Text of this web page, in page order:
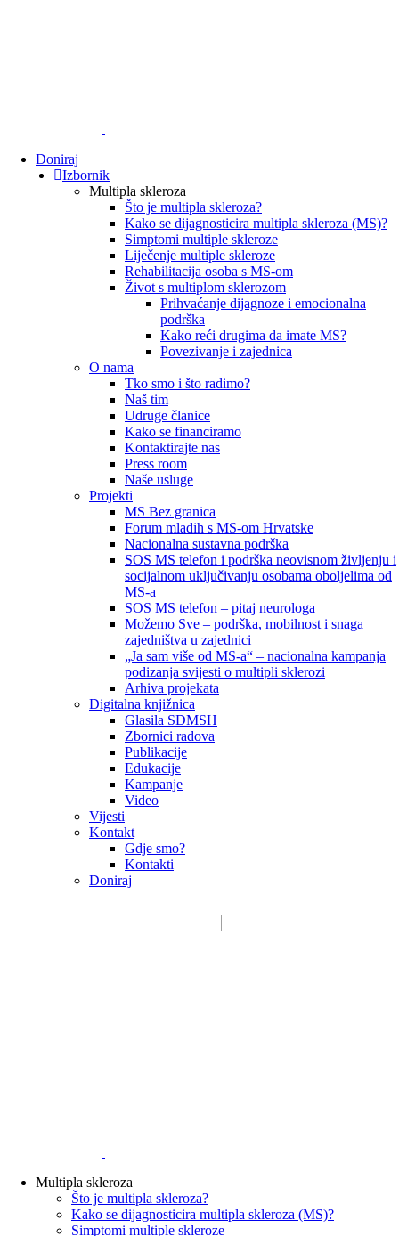
Doniraj
Izbornik
Multipla skleroza
Što je multipla skleroza?
Kako se dijagnosticira multipla skleroza (MS)?
Simptomi multiple skleroze
Liječenje multiple skleroze
Rehabilitacija osoba s MS-om
Život s multiplom sklerozom
Prihvaćanje dijagnoze i emocionalna
podrška
Kako reći drugima da imate MS?
Povezivanje i zajednica
O nama
Tko smo i što radimo?
Naš tim
Udruge članice
Kako se financiramo
Kontaktirajte nas
Press room
Naše usluge
Projekti
MS Bez granica
Forum mladih s MS-om Hrvatske
Nacionalna sustavna podrška
SOS MS telefon i podrška neovisnom življenju i
socijalnom uključivanju osobama oboljelima od
MS-a
SOS MS telefon – pitaj neurologa
Možemo Sve – podrška, mobilnost i snaga
zajedništva u zajednici
„Ja sam više od MS-a“ – nacionalna kampanja
podizanja svijesti o multipli sklerozi
Arhiva projekata
Digitalna knjižnica
Glasila SDMSH
Zbornici radova
Publikacije
Edukacije
Kampanje
Video
Vijesti
Kontakt
Gdje smo?
Kontakti
Doniraj
Multipla skleroza
Što je multipla skleroza?
Kako se dijagnosticira multipla skleroza (MS)?
Simptomi multiple skleroze